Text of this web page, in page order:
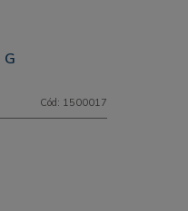
G
Cód: 1500017